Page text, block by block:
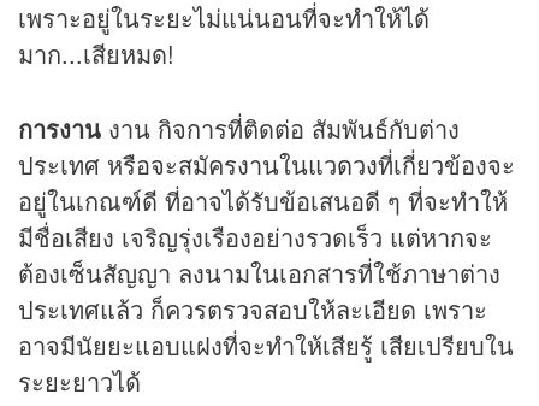
เพราะอยู่ในระยะไม่แน่นอนที่จะทำให้ได้
มาก...เสียหมด!
การงาน งาน กิจการที่ติดต่อ สัมพันธ์กับต่าง
ประเทศ หรือจะสมัครงานในแวดวงที่เกี่ยวข้องจะ
อยู่ในเกณฑ์ดี ที่อาจได้รับข้อเสนอดี ๆ ที่จะทำให้
มีชื่อเสียง เจริญรุ่งเรืองอย่างรวดเร็ว แต่หากจะ
ต้องเซ็นสัญญา ลงนามในเอกสารที่ใช้ภาษาต่าง
ประเทศแล้ว ก็ควรตรวจสอบให้ละเอียด เพราะ
อาจมีนัยยะแอบแฝงที่จะทำให้เสียรู้ เสียเปรียบใน
ระยะยาวได้